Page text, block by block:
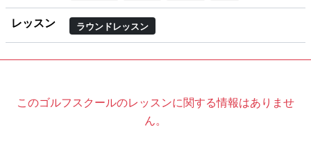
レッスン ラウンドレッスン
このゴルフスクールのレッスンに関する情報はありませ
ん。